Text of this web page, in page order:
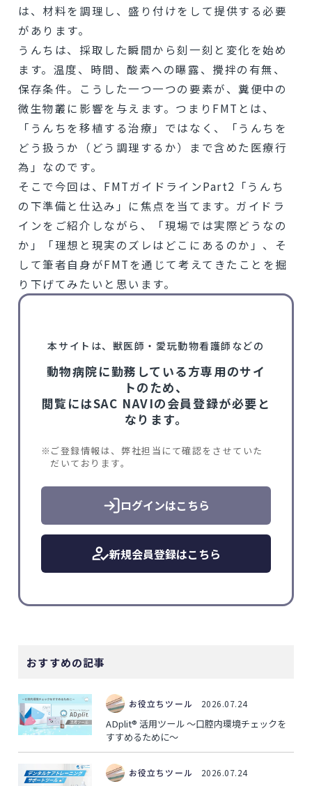
は、材料を調理し、盛り付けをして提供する必要
があります。
うんちは、採取した瞬間から刻一刻と変化を始め
ます。温度、時間、酸素への曝露、攪拌の有無、
保存条件。こうした一つ一つの要素が、糞便中の
微生物叢に影響を与えます。つまりFMTとは、
「うんちを移植する治療」ではなく、「うんちを
どう扱うか（どう調理するか）まで含めた医療行
為」なのです。
そこで今回は、FMTガイドラインPart2「うんち
の下準備と仕込み」に焦点を当てます。ガイドラ
インをご紹介しながら、「現場では実際どうなの
か」「理想と現実のズレはどこにあるのか」、そ
して筆者自身がFMTを通じて考えてきたことを掘
り下げてみたいと思います。
本サイトは、獣医師・愛玩動物看護師などの
動物病院に勤務している方専用のサイ
トのため、
閲覧にはSAC NAVIの会員登録が必要と
なります。
ご登録情報は、弊社担当にて確認をさせていた
だいております。
ログインはこちら
新規会員登録はこちら
おすすめの記事
お役立ちツール 2026.07.24
ADplit® 活用ツール ～口腔内環境チェックを
すすめるために～
お役立ちツール 2026.07.24